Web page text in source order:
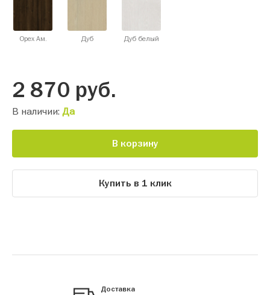
Орех Ам. Дуб Дуб белый
2 870 руб.
В наличии: Да
В корзину
Купить в 1 клик
Доставка